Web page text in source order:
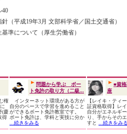
（平成19年3月 文部科学省／国土交通省）
準について（厚生労働省）
権
(慶
得
問題から学ぶ ボー
ト免許の取り方（二級...
インターネット環境がある方が
自分のペースで学習を進めること
ができるボート免許教室です。
ボート免許は、学科と実技に分か
...続きをみる
■資
座
【レイキ・ティ
証資格取得】レイ
自分がエネルギ
り、手からその
すと
...続きをみる